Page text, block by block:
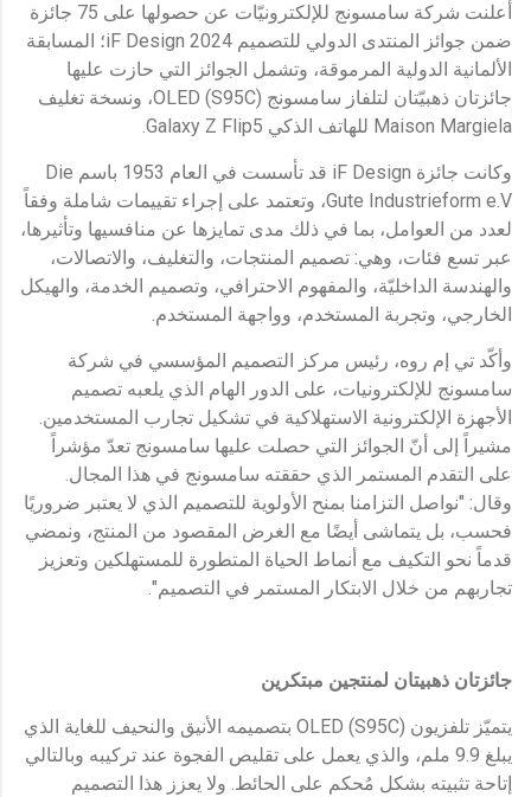
أعلنت شركة سامسونج للإلكترونيّات عن حصولها على 75 جائزة
ضمن جوائز المنتدى الدولي للتصميم iF Design 2024؛ المسابقة
الألمانية الدولية المرموقة، وتشمل الجوائز التي حازت عليها
جائزتان ذهبيّتان لتلفاز سامسونج OLED (S95C)، ونسخة تغليف
Maison Margiela للهاتف الذكي Galaxy Z Flip5.
وكانت جائزة iF Design قد تأسست في العام 1953 باسم Die
Gute Industrieform e.V، وتعتمد على إجراء تقييمات شاملة وفقاً
لعدد من العوامل، بما في ذلك مدى تمايزها عن منافسيها وتأثيرها،
عبر تسع فئات، وهي: تصميم المنتجات، والتغليف، والاتصالات،
والهندسة الداخليّة، والمفهوم الاحترافي، وتصميم الخدمة، والهيكل
الخارجي، وتجربة المستخدم، وواجهة المستخدم.
وأكّد تي إم روه، رئيس مركز التصميم المؤسسي في شركة
سامسونج للإلكترونيات، على الدور الهام الذي يلعبه تصميم
الأجهزة الإلكترونية الاستهلاكية في تشكيل تجارب المستخدمين.
مشيراً إلى أنّ الجوائز التي حصلت عليها سامسونج تعدّ مؤشراً
على التقدم المستمر الذي حققته سامسونج في هذا المجال.
وقال: "نواصل التزامنا بمنح الأولوية للتصميم الذي لا يعتبر ضروريًا
فحسب، بل يتماشى أيضًا مع الغرض المقصود من المنتج، ونمضي
قدماً نحو التكيف مع أنماط الحياة المتطورة للمستهلكين وتعزيز
تجاربهم من خلال الابتكار المستمر في التصميم".
جائزتان ذهبيتان لمنتجين مبتكرين
يتميّز تلفزيون OLED (S95C) بتصميمه الأنيق والنحيف للغاية الذي
يبلغ 9.9 ملم، والذي يعمل على تقليص الفجوة عند تركيبه وبالتالي
إتاحة تثبيته بشكل مُحكم على الحائط. ولا يعزز هذا التصميم